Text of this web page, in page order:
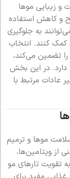
زیبایی موها
و کاهش استفاده
به جلوگیری
کنند. انتخاب
تضمین می‌کند،
دارد. در این بخش
عادات مرتبط با
موها و ترمیم
از ویتامین‌ها،
تقویت تارهای مو